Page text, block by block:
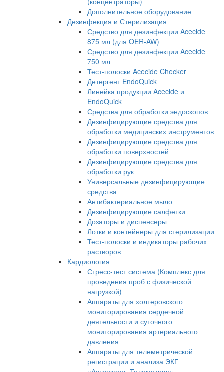
Дополнительное оборудование
Дезинфекция и Стерилизация
Средство для дезинфекции Acecide
875 мл (для OER-AW)
Средство для дезинфекции Acecide
750 мл
Тест-полоски Acecide Checker
Детергент EndoQuick
Линейка продукции Acecide и
EndoQuick
Средства для обработки эндоскопов
Дезинфицирующие средства для
обработки медицинских инструментов
Дезинфицирующие средства для
обработки поверхностей
Дезинфицирующие средства для
обработки рук
Универсальные дезинфицирующие
средства
Антибактериальное мыло
Дезинфицирующие салфетки
Дозаторы и диспенсеры
Лотки и контейнеры для стерилизации
Тест-полоски и индикаторы рабочих
растворов
Кардиология
Стресс-тест система (Комплекс для
проведения проб с физической
нагрузкой)
Аппараты для холтеровского
мониторирования сердечной
деятельности и суточного
мониторирования артериального
давления
Аппараты для телеметрической
регистрации и анализа ЭКГ